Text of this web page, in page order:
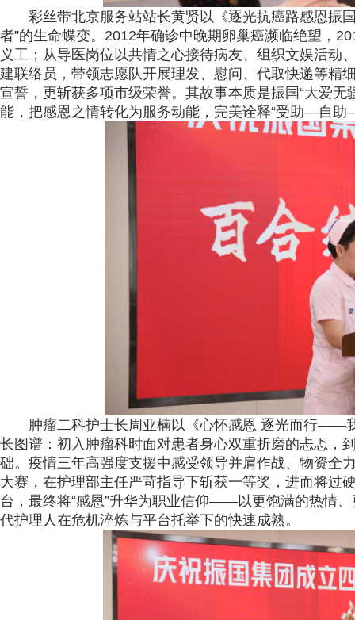
彩丝带北京服务站站长黄贤以《逐光抗癌路感恩
者”的生命蝶变。2012年确诊中晚期卵巢癌濒临绝望，
义工；从导医岗位以共情之心接待病友、组织文娱活动
建联络员，带领志愿队开展理发、慰问、代取快递等精
宣誓，更斩获多项市级荣誉。其故事本质是振国“大爱
能，把感恩之情转化为服务动能，完美诠释“受助—自助
肿瘤二科护士长周亚楠以《心怀感恩 逐光而行——
长图谱：初入肿瘤科时面对患者身心双重折磨的忐忑，
础。疫情三年高强度支援中感受领导并肩作战、物资全
大赛，在护理部主任严苛指导下斩获一等奖，进而将过
台，最终将“感恩”升华为职业信仰——以更饱满的热情
代护理人在危机淬炼与平台托举下的快速成熟。